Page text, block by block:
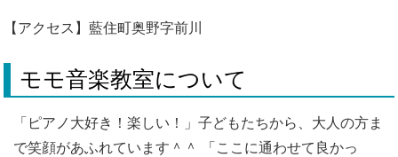
【アクセス】藍住町奥野字前川
モモ音楽教室について
「ピアノ大好き！楽しい！」子どもたちから、大人の方ま
で笑顔があふれています＾＾ 「ここに通わせて良かっ